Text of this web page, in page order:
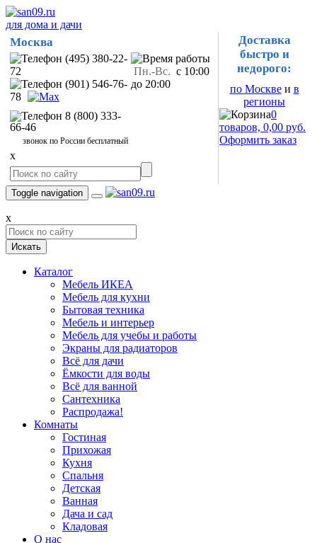
для дома и дачи
Москва
(495) 380-22-
72
(901) 546-76-
78
8 (800) 333-
66-46
звонок по России бесплатный
Пн.-Вс. с 10:00
до 20:00
x
Доставка
быстро и
недорого:
по Москвеи в
регионы
0
товаров, 0,00 руб.
Оформить заказ
Toggle navigation
x
Искать
Каталог
Мебель ИКЕА
Мебель для кухни
Бытовая техника
Мебель и интерьер
Мебель для учебы и работы
Экраны для радиаторов
Всё для дачи
Ёмкости для воды
Всё для ванной
Сантехника
Распродажа!
Комнаты
Гостиная
Прихожая
Кухня
Спальня
Детская
Ванная
Дача и сад
Кладовая
О нас